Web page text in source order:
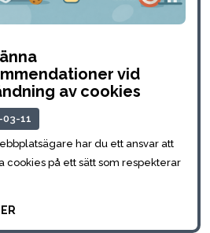
vid
av cookies
03-11
har du ett ansvar att
cookies på ett sätt som respekterar